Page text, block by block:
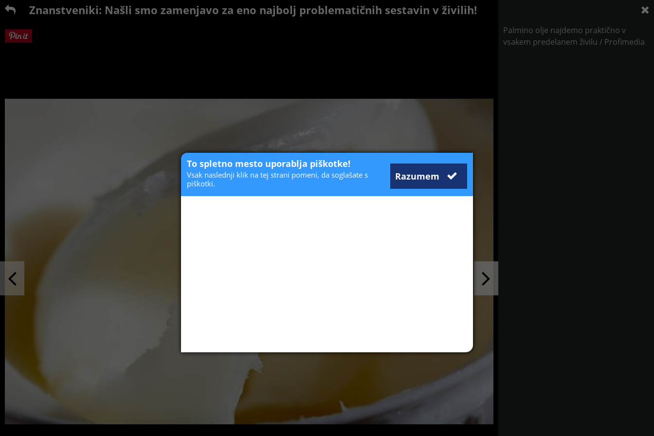
Znanstveniki: Našli smo zamenjavo za eno najbolj problematičnih sestavin v živilih!
Palmino olje najdemo praktično v
vsakem predelanem živilu / Profimedia
To spletno mesto uporablja piškotke!
Razumem
Vsak naslednji klik na tej strani pomeni, da soglašate s
piškotki.